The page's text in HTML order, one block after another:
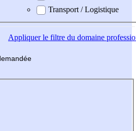
Transport / Logistique
Appliquerle filtre du domaine